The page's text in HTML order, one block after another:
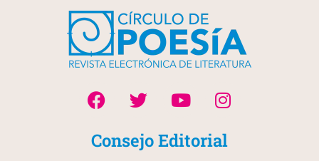
Consejo Editorial